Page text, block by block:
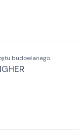
budowlanego.